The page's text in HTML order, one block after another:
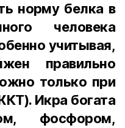
норму белка в
человека
учитывая,
правильно
только при
Икра богата
фосфором,